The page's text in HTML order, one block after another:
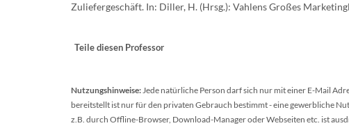
Zuliefergeschäft. In: Diller, H. (Hrsg.): Vahlens Großes
Teile diesen Professor
Nutzungshinweise:Jede natürliche Person darf sich nur mit einer E-Mail
bereitstellt ist nur für den privaten Gebrauch bestimmt - eine gewerbliche
z.B. durch Offline-Browser, Download-Manager oder Webseiten etc. ist